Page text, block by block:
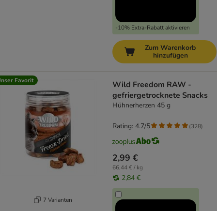
-10% Extra-Rabatt aktivieren
Zum Warenkorb
hinzufügen
Favorit
7 Varianten
Wild Freedom RAW -
gefriergetrocknete Snacks
Hühnerherzen 45 g
2,99 €
66,44 € / kg
2,84 €
Rating: 4.7/5 (328)